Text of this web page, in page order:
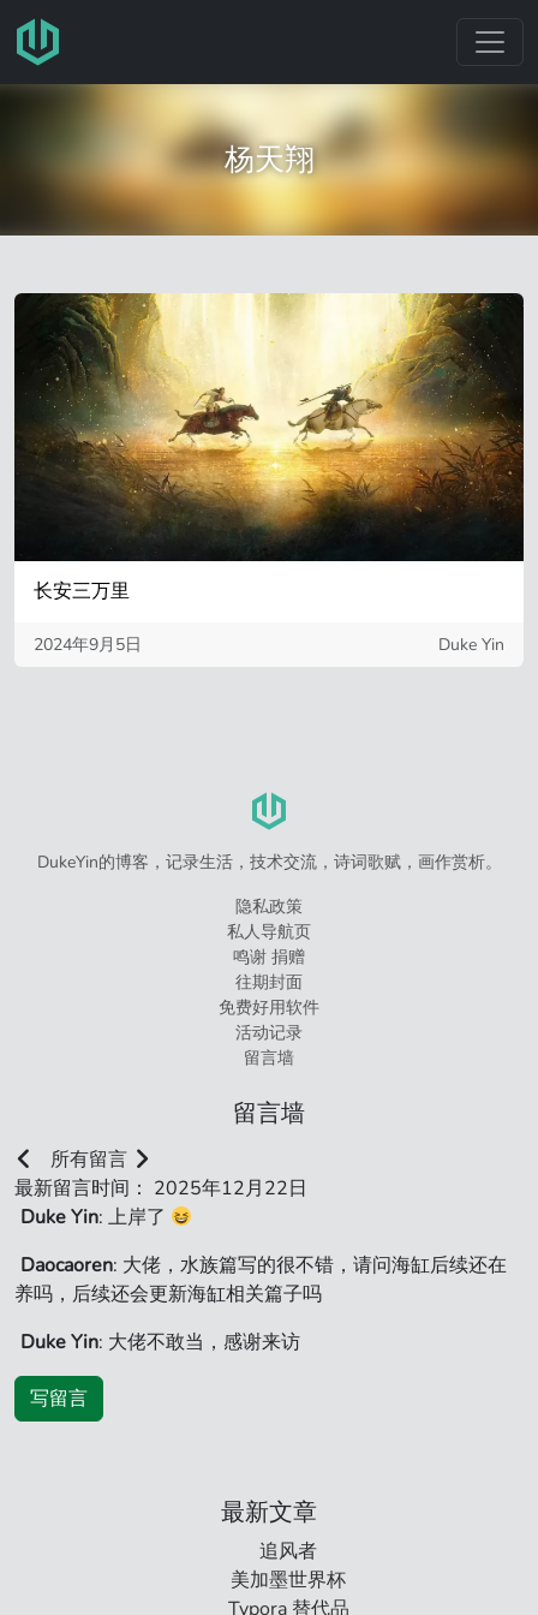
跳转至主要内容
杨天翔
长安三万里
2024年9月5日 Duke Yin
DukeYin的博客，记录生活，技术交流，诗词歌赋，画作赏析。
隐私政策
私人导航页
鸣谢 捐赠
往期封面
免费好用软件
活动记录
留言墙
留言墙
所有留言
最新留言时间： 2025年12月22日
Duke Yin: 上岸了
Daocaoren: 大佬，水族篇写的很不错，请问海缸后续还在
养吗，后续还会更新海缸相关篇子吗
Duke Yin: 大佬不敢当，感谢来访
写留言
最新文章
追风者
美加墨世界杯
Typora 替代品